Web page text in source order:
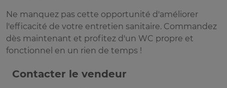
Ne manquez pas cette opportunité d'améliorer
l'efficacité de votre entretien sanitaire. Commandez
dès maintenant et profitez d'un WC propre et
fonctionnel en un rien de temps !
Contacter le vendeur